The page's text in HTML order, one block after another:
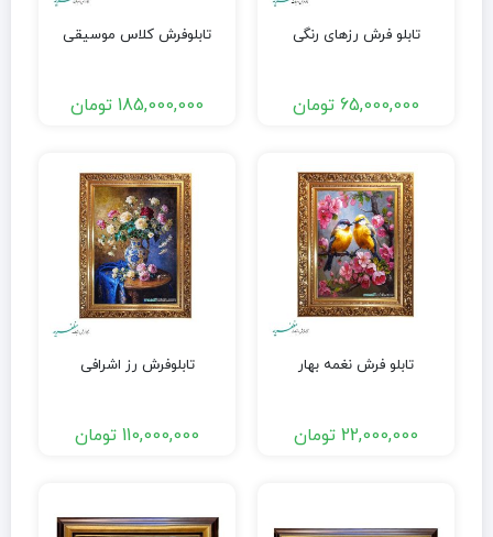
تابلو فرش رزهای رنگی
65,000,000 تومان
تابلوفرش کلاس موسیقی
185,000,000 تومان
تابلو فرش نغمه بهار
22,000,000 تومان
تابلوفرش رز اشرافی
110,000,000 تومان